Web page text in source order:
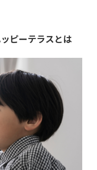
ピーテラスとは